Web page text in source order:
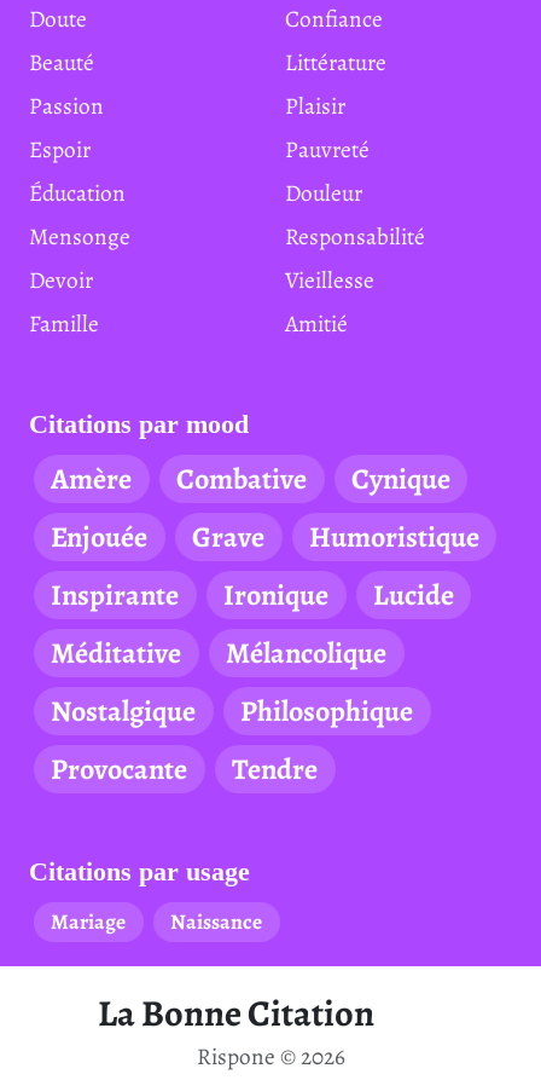
Doute
Confiance
Beauté
Littérature
Passion
Plaisir
Espoir
Pauvreté
Éducation
Douleur
Mensonge
Responsabilité
Devoir
Vieillesse
Famille
Amitié
Citations par mood
Amère Combative
Cynique
Enjouée
Grave
Humoristique
Inspirante
Ironique
Lucide
Méditative
Mélancolique
Nostalgique
Philosophique
Provocante
Tendre
Citations par usage
Mariage
Naissance
La Bonne Citation
Rispone © 2026